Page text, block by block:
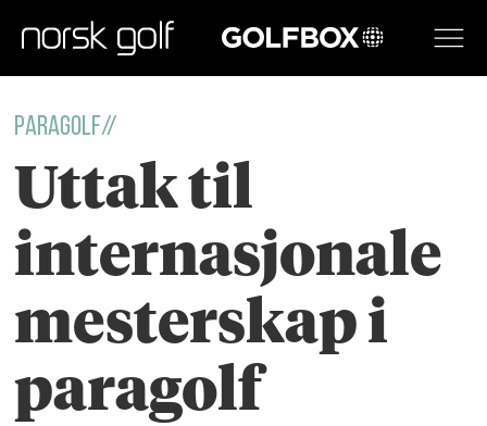
GOLFBOX
PARAGOLF//
Uttak til
internasjonale
mesterskap i
paragolf